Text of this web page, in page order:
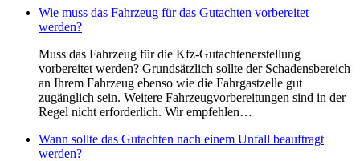
Wie muss das Fahrzeug für das Gutachten vorbereitet
werden?
Muss das Fahrzeug für die Kfz-Gutachtenerstellung
vorbereitet werden? Grundsätzlich sollte der Schadensbereich
an Ihrem Fahrzeug ebenso wie die Fahrgastzelle gut
zugänglich sein. Weitere Fahrzeugvorbereitungen sind in der
Regel nicht erforderlich. Wir empfehlen…
Wann sollte das Gutachten nach einem Unfall beauftragt
werden?